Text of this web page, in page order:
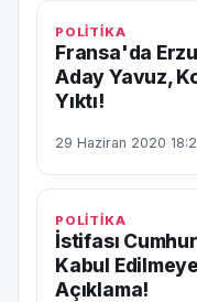
POLİTİKA
Fransa'da
Aday Yavuz,
Yıktı!
29 Haziran 2020
POLİTİKA
İstifası
Kabul
Açıklama!